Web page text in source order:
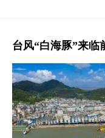
台风“白海豚”来临